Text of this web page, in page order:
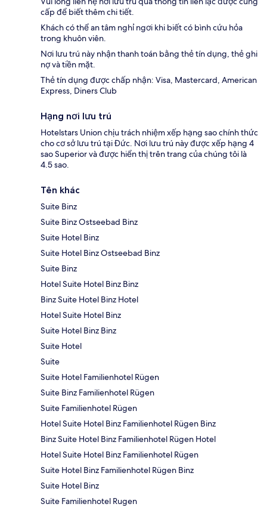
cấp để biết thêm chi tiết.
Khách có thể an tâm nghỉ ngơi khi biết có bình cứu hỏa
trong khuôn viên.
Nơi lưu trú này nhận thanh toán bằng thẻ tín dụng, thẻ ghi
nợ và tiền mặt.
Thẻ tín dụng được chấp nhận: Visa, Mastercard, American
Express, Diners Club
Hạng nơi lưu trú
Hotelstars Union chịu trách nhiệm xếp hạng sao chính thức
cho cơ sở lưu trú tại Đức. Nơi lưu trú này được xếp hạng 4
sao Superior và được hiển thị trên trang của chúng tôi là
4.5 sao.
Tên khác
Suite Binz
Suite Binz Ostseebad Binz
Suite Hotel Binz
Suite Hotel Binz Ostseebad Binz
Suite Binz
Hotel Suite Hotel Binz Binz
Binz Suite Hotel Binz Hotel
Hotel Suite Hotel Binz
Suite Hotel Binz Binz
Suite Hotel
Suite
Suite Hotel Familienhotel Rügen
Suite Binz Familienhotel Rügen
Suite Familienhotel Rügen
Hotel Suite Hotel Binz Familienhotel Rügen Binz
Binz Suite Hotel Binz Familienhotel Rügen Hotel
Hotel Suite Hotel Binz Familienhotel Rügen
Suite Hotel Binz Familienhotel Rügen Binz
Suite Hotel Binz
Suite Familienhotel Rugen